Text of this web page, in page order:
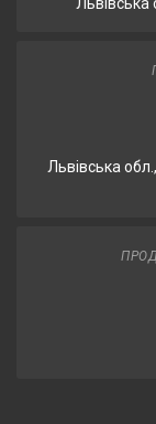
Львівська